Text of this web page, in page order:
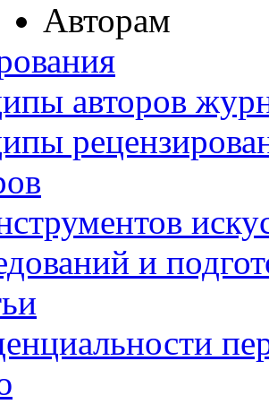
Авторам
авторов
и